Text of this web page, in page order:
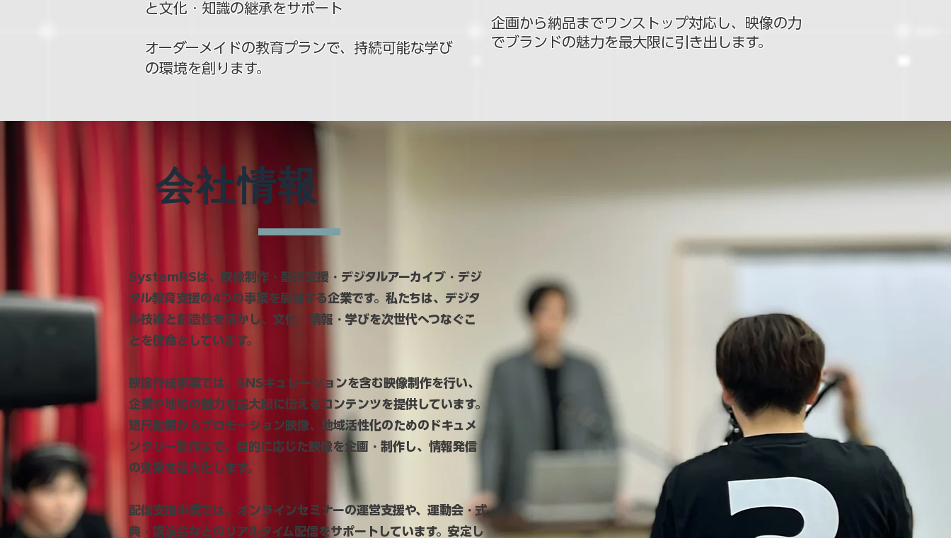
と文化・知識の継承をサポート
オーダーメイドの教育プランで、持続可能な学び
の環境を創ります。
企画から納品までワンストップ対応し、映像の力
でブランドの魅力を最大限に引き出します。
会社情報
SystemRSは、映像制作・配信支援・デジタルアーカイブ・デジ
タル教育支援の4つの事業を展開する企業です。私たちは、デジタ
ル技術と創造性を活かし、文化・情報・学びを次世代へつなぐこ
とを使命としています。
映像作成事業では、SNSキュレーションを含む映像制作を行い、
企業や地域の魅力を最大限に伝えるコンテンツを提供しています。
短尺動画からプロモーション映像、地域活性化のためのドキュメ
ンタリー制作まで、目的に応じた映像を企画・制作し、情報発信
の効果を最大化します。
配信支援事業では、オンラインセミナーの運営支援や、運動会・式
典・講演会などのリアルタイム配信をサポートしています。安定し